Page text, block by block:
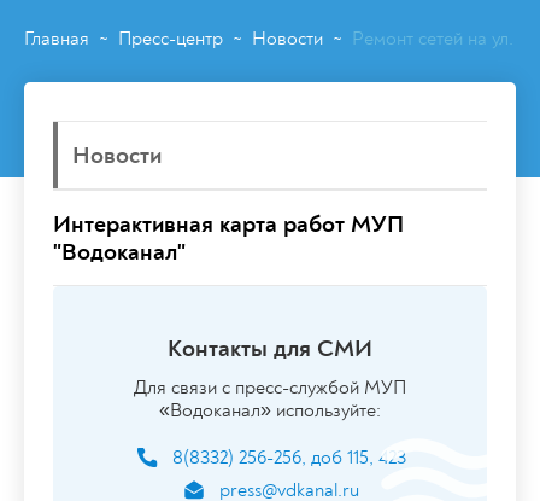
Главная ~ Пресс-центр ~ Новости ~ Ремонт сетей на ул.
Новости
Интерактивная карта работ МУП
"Водоканал"
Контакты для СМИ
Для связи с пресс-службой МУП
«Водоканал» используйте:
8(8332) 256-256, доб 115, 423
press@vdkanal.ru